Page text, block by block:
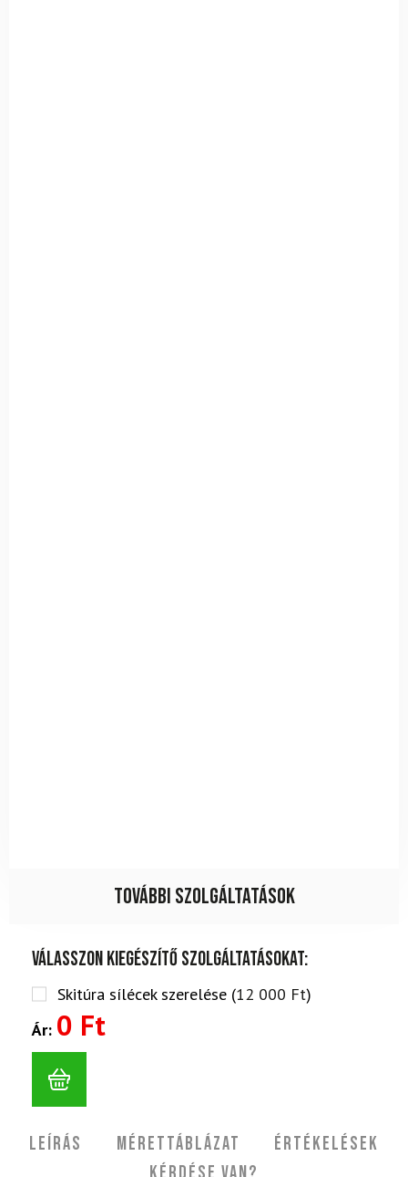
További szolgáltatások
Válasszon kiegészítő szolgáltatásokat:
Skitúra sílécek szerelése (12 000 Ft)
Ár: 0 Ft
Leírás Mérettáblázat
Értékelések